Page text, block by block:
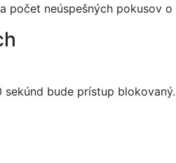
počet neúspešných pokusov o
bude prístup blokovaný.